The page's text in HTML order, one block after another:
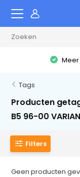
Tags
Producten
B5 96-00
Filters
Geen producten